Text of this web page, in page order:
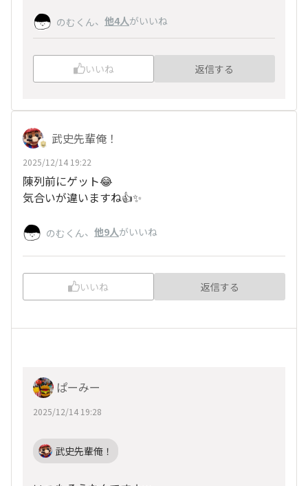
のむくん、 他4人がいいね
いいね 返信する
武史先輩俺！
2025/12/14 19:22
陳列前にゲット😂
気合いが違いますね👍️✨
のむくん、 他9人がいいね
いいね 返信する
ぱーみー
2025/12/14 19:28
武史先輩俺！